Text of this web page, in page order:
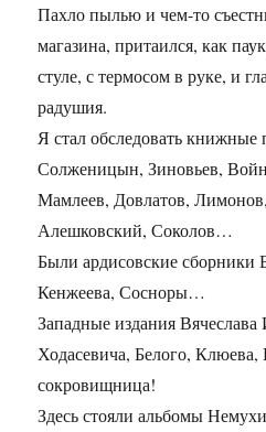
Пахло пылью и чем-то
магазина, притаился, как
стуле, с термосом в руке, и
радушия.
Я стал обследовать книжные
Солженицын, Зиновьев,
Мамлеев, Довлатов,
Алешковский, Соколов…
Были ардисовские сборники
Кенжеева, Сосноры…
Западные издания
Ходасевича, Белого,
сокровищница!
Здесь стояли альбомы